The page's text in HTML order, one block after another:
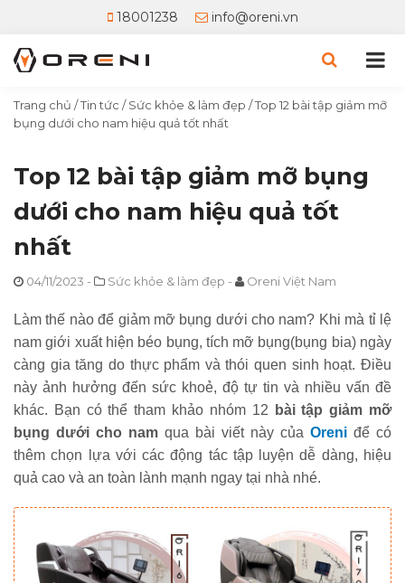
18001238 info@oreni.vn
Trang chủ /Tin tức /Sức khỏe & làm đẹp /Top 12 bài tập giảm mỡ
bụng dưới cho nam hiệu quả tốt nhất
Top 12 bài tập giảm mỡ bụng
dưới cho nam hiệu quả tốt
nhất
04/11/2023 - Sức khỏe & làm đẹp - Oreni Việt Nam
Làm thế nào để giảm mỡ bụng dưới cho nam? Khi mà tỉ lệ
nam giới xuất hiện béo bụng, tích mỡ bụng(bụng bia) ngày
càng gia tăng do thực phẩm và thói quen sinh hoạt. Điều
này ảnh hưởng đến sức khoẻ, độ tự tin và nhiều vấn đề
khác. Bạn có thể tham khảo nhóm 12
bài tập giảm mỡ
bụng dưới cho nam qua bài viết này của Oreni để có
thêm chọn lựa với các động tác tập luyện dễ dàng, hiệu
quả cao và an toàn lành mạnh ngay tại nhà nhé.